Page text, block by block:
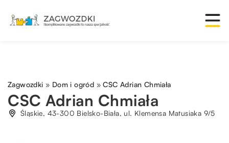
Zagwozdki » Dom i ogród »CSC Adrian Chmiała
CSC Adrian Chmiała
Śląskie, 43-300 Bielsko-Biała, ul. Klemensa Matusiaka 9/5